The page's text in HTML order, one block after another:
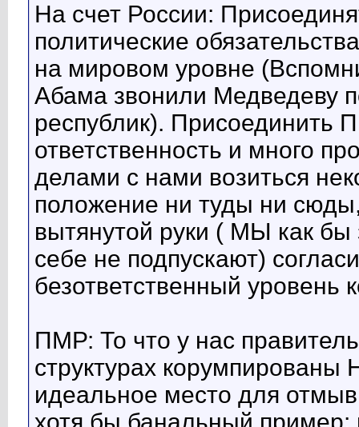
На счет России:
политические
на мировом уровне
Абама звонили Медведеву
республик). Присоединить
ответственность и много
делами с нами возиться
положение ни туды ни
вытянутой руки ( МЫ как бы
себе не подпускают)
безответственный уровень
ПМР: То что у нас
структурах
идеальное место для